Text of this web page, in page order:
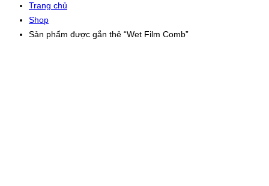
Trang chủ
Shop
Sản phẩm được gắn thẻ “Wet Film Comb”